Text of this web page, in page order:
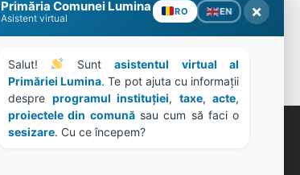
Primăria Comunei Lumina
Asistent virtual
RO EN ×
Salut! Sunt asistentul virtual al
Primăriei Lumina. Te pot ajuta cu informații
despre programul instituției, taxe, acte
proiectele din comună
sau cum să faci o
sesizare. Cu ce începem?